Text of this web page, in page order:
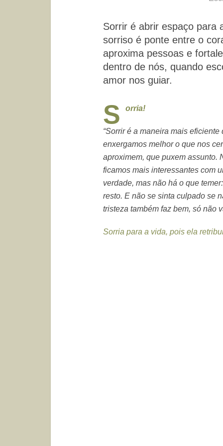
Sorrir é abrir espaço para
sorriso é ponte entre o
aproxima pessoas e
dentro de nós, quando
amor nos guiar.
S orria!
“Sorrir é a maneira mais
enxergamos melhor o que nos
aproximem, que puxem assunto.
ficamos mais interessantes com
verdade, mas não há o que
resto. E não se sinta culpado se
tristeza também faz bem, só não
Sorria para a vida, pois ela